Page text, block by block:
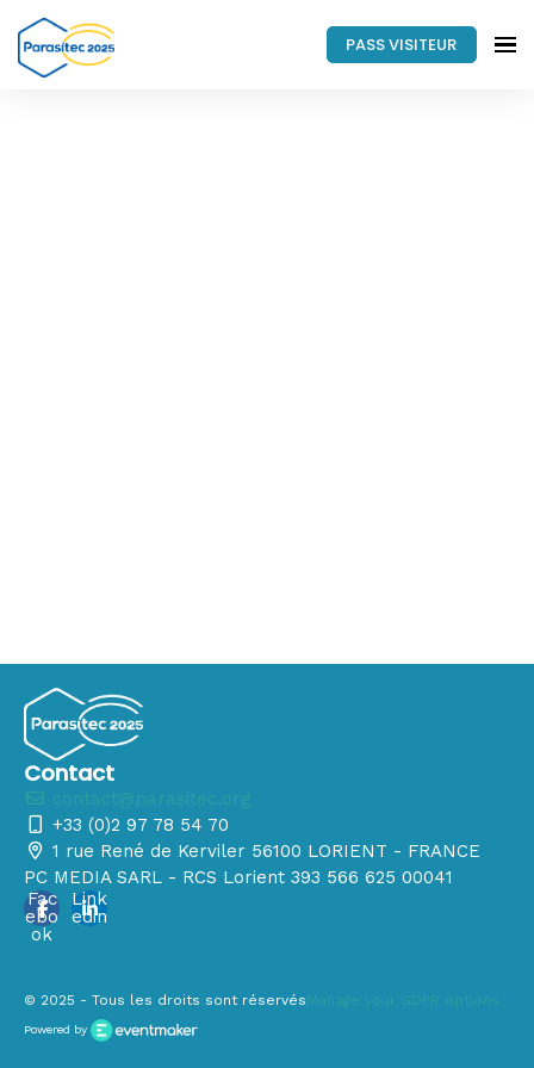
PASS VISITEUR
Contact
+33 (0)2 97 78 54 70
1 rue René de Kerviler 56100 LORIENT - FRANCE
PC MEDIA SARL - RCS Lorient 393 566 625 00041
Fac
ebo
ok
Link
edin
© 2025 - Tous les droits sont réservés
Powered by